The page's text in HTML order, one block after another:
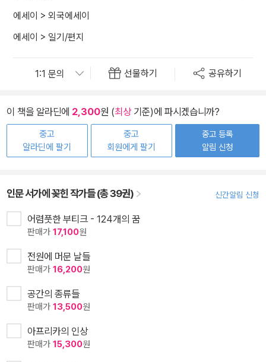
에세이 > 외국에세이
에세이 > 일기/편지
선물하기 공유하기
이 책을 알라딘에 2,300원 (최상기준)에 파시겠습니까?
중고
알라딘에 팔기
중고
회원에게 팔기
중고 등록
알림 신청
인문 서가에 꽂힌 작가들 (총 39권) 신간알림 신청
어렴풋한 부티크 - 124개의 꿈
판매가 17,100원
전원에 머문 날들
판매가 16,200원
공간의 종류들
판매가 13,500원
아프리카의 인상
판매가 15,300원